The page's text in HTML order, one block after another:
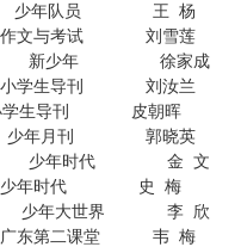
” 少年队员 王 杨
考试 刘雪莲
新少年 徐家成
导刊 刘汝兰
刊 皮朝晖
月刊 郭晓英
少年时代 金 文
代 史 梅
年大世界 李 欣
二课堂 韦 梅